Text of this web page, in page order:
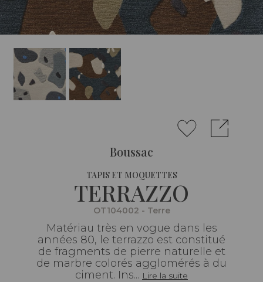
Boussac
TAPIS ET MOQUETTES
TERRAZZO
OT104002 - Terre
Matériau très en vogue dans les
années 80, le terrazzo est constitué
de fragments de pierre naturelle et
de marbre colorés agglomérés à du
ciment. Ins... Lire la suite